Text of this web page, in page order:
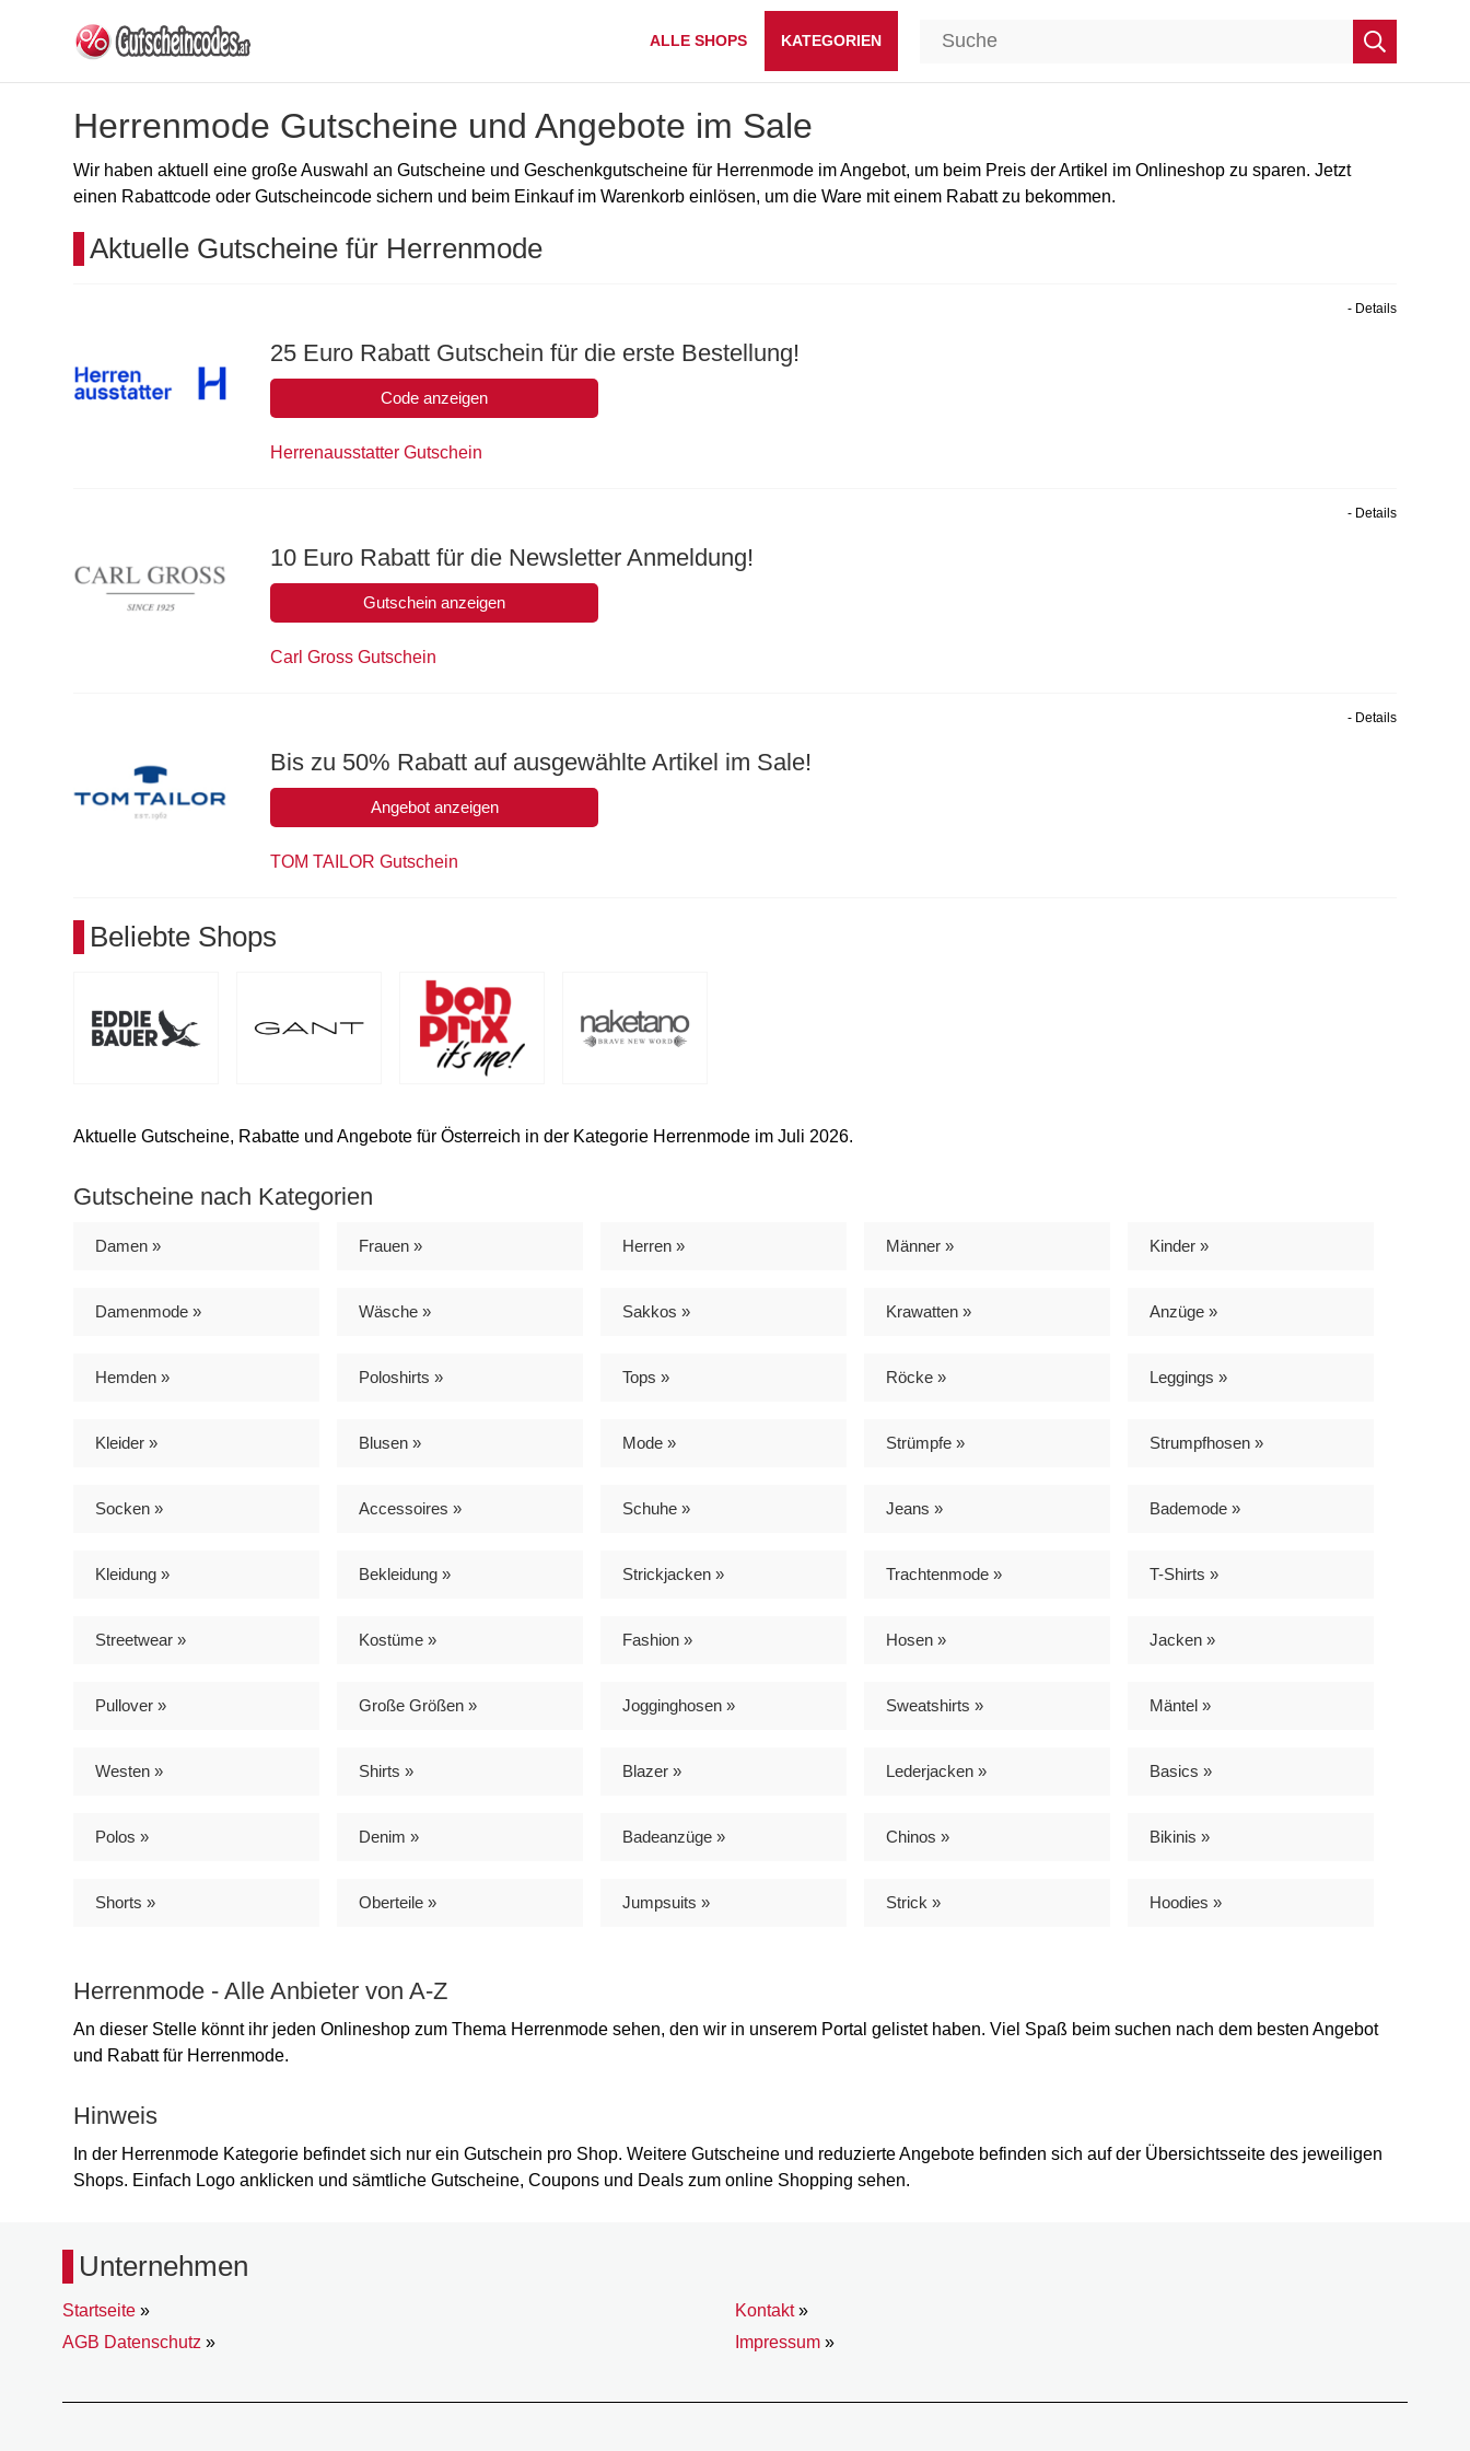
ALLE SHOPS KATEGORIEN
Herrenmode Gutscheine und Angebote im Sale
Wir haben aktuell eine große Auswahl an Gutscheine und Geschenkgutscheine für Herrenmode im Angebot, um beim Preis der Artikel im Onlineshop zu sparen. Jetzt
einen Rabattcode oder Gutscheincode sichern und beim Einkauf im Warenkorb einlösen, um die Ware mit einem Rabatt zu bekommen.
Aktuelle Gutscheine für Herrenmode
25 Euro Rabatt Gutschein für die erste Bestellung!
Code anzeigen
- Details
Herrenausstatter Gutschein
10 Euro Rabatt für die Newsletter Anmeldung!
Gutschein anzeigen
- Details
Carl Gross Gutschein
Bis zu 50% Rabatt auf ausgewählte Artikel im Sale!
Angebot anzeigen
- Details
TOM TAILOR Gutschein
Beliebte Shops
Aktuelle Gutscheine, Rabatte und Angebote für Österreich in der Kategorie Herrenmode im Juli 2026.
Gutscheine nach Kategorien
Damen » Frauen » Herren » Männer » Kinder »
Damenmode » Wäsche » Sakkos » Krawatten » Anzüge »
Hemden » Poloshirts » Tops » Röcke » Leggings »
Kleider » Blusen » Mode » Strümpfe » Strumpfhosen »
Socken » Accessoires » Schuhe » Jeans » Bademode »
Kleidung » Bekleidung » Strickjacken » Trachtenmode » T-Shirts »
Streetwear » Kostüme » Fashion » Hosen » Jacken »
Pullover » Große Größen » Jogginghosen » Sweatshirts » Mäntel »
Westen » Shirts » Blazer » Lederjacken » Basics »
Polos » Denim » Badeanzüge » Chinos » Bikinis »
Shorts » Oberteile » Jumpsuits » Strick » Hoodies »
Herrenmode - Alle Anbieter von A-Z
An dieser Stelle könnt ihr jeden Onlineshop zum Thema Herrenmode sehen, den wir in unserem Portal gelistet haben. Viel Spaß beim suchen nach dem besten Angebot
und Rabatt für Herrenmode.
Hinweis
In der Herrenmode Kategorie befindet sich nur ein Gutschein pro Shop. Weitere Gutscheine und reduzierte Angebote befinden sich auf der Übersichtsseite des jeweiligen
Shops. Einfach Logo anklicken und sämtliche Gutscheine, Coupons und Deals zum online Shopping sehen.
Unternehmen
Startseite » Kontakt»
AGB Datenschutz » Impressum »